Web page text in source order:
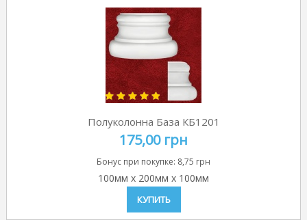
Полуколонна База КБ1201
175,00 грн
Бонус при покупке: 8,75 грн
100мм x 200мм x 100мм
КУПИТЬ